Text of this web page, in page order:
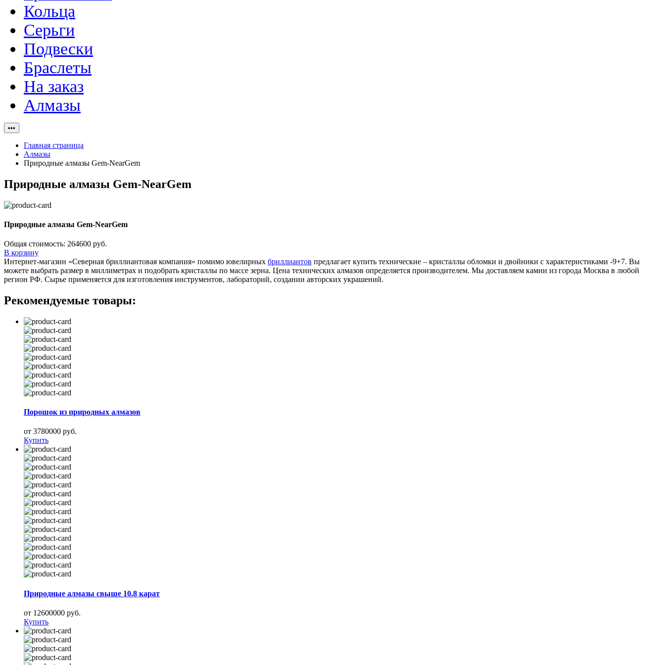
Кольца
Серьги
Подвески
Браслеты
На заказ
Алмазы
•••
Главная страница
Алмазы
Природные алмазы Gem-NearGem
Природные алмазы Gem-NearGem
Природные алмазы Gem-NearGem
Общая стоимость: 264600 руб.
В корзину
Интернет-магазин «Северная бриллиантовая компания» помимо ювелирных бриллиантов предлагает купить технические – кристаллы обломки и двойники с характеристиками -9+7. Вы
можете выбрать размер в миллиметрах и подобрать кристаллы по массе зерна. Цена технических алмазов определяется производителем. Мы доставляем камни из города Москва в любой
регион РФ. Сырье применяется для изготовления инструментов, лабораторий, создании авторских украшений.
Рекомендуемые товары:
Порошок из природных алмазов
от 3780000 руб.
Купить
Природные алмазы свыше 10.8 карат
от 12600000 руб.
Купить